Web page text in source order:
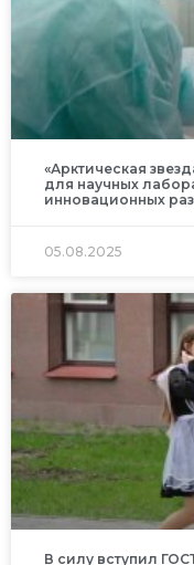
«Арктическая
для научных
инновационных
05.08.2025
В силу вступил